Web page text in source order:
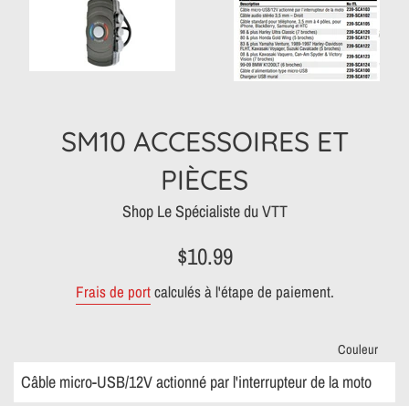
SM10 ACCESSOIRES ET
PIÈCES
Shop Le Spécialiste du VTT
Prix
$10.99Prix
Frais de portcalculés à l'étape de paiement.
Couleur